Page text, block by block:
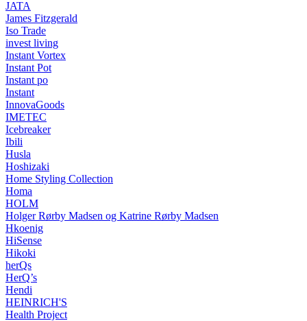
JATA
James Fitzgerald
Iso Trade
invest living
Instant Vortex
Instant Pot
Instant po
Instant
InnovaGoods
IMETEC
Icebreaker
Ibili
Husla
Hoshizaki
Home Styling Collection
Homa
HOLM
Holger Rørby Madsen og Katrine Rørby Madsen
Hkoenig
HiSense
Hikoki
herQs
HerQ’s
Hendi
HEINRICH'S
Health Project